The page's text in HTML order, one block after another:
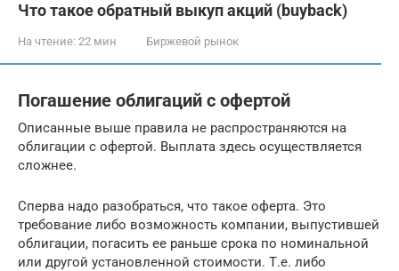
Что такое обратный выкуп акций (buyback)
На чтение: 22 мин Биржевой рынок
Погашение облигаций с офертой
Описанные выше правила не распространяются на
облигации с офертой. Выплата здесь осуществляется
сложнее.
Сперва надо разобраться, что такое оферта. Это
требование либо возможность компании, выпустившей
облигации, погасить ее раньше срока по номинальной
или другой установленной стоимости. Т.е. либо